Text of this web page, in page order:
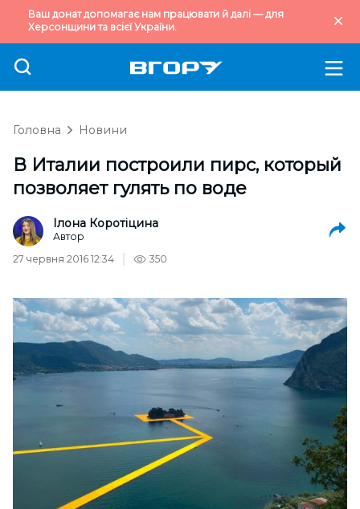
Ваш донат допомагає нам працювати й далі — для
Херсонщини та всієї України.
Головна Новини
В Италии построили пирс, который
позволяет гулять по воде
Ілона Коротіцина
Автор
27 червня 2016 12:34
350